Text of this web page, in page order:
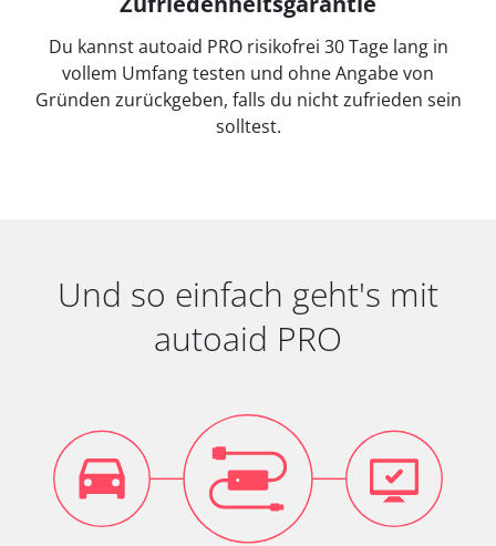
Du kannst autoaid PRO risikofrei 30 Tage lang in
vollem Umfang testen und ohne Angabe von
Gründen zurückgeben, falls du nicht zufrieden sein
solltest.
Und so einfach geht's mit
autoaid PRO